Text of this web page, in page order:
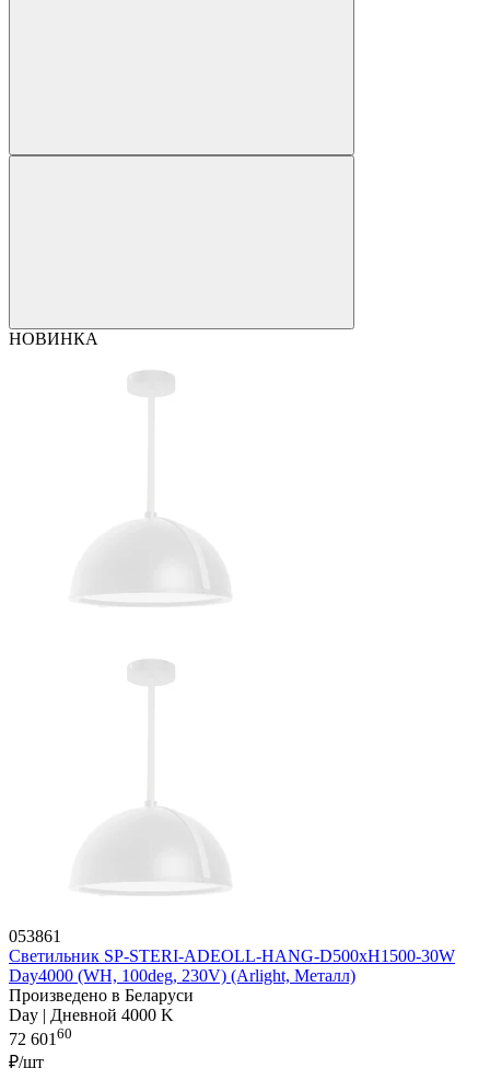
НОВИНКА
053861
Светильник SP-STERI-ADEOLL-HANG-D500xH1500-30W
Day4000 (WH, 100deg, 230V) (Arlight, Металл)
Произведено в Беларуси
Day | Дневной 4000 K
72 601 60
₽/шт